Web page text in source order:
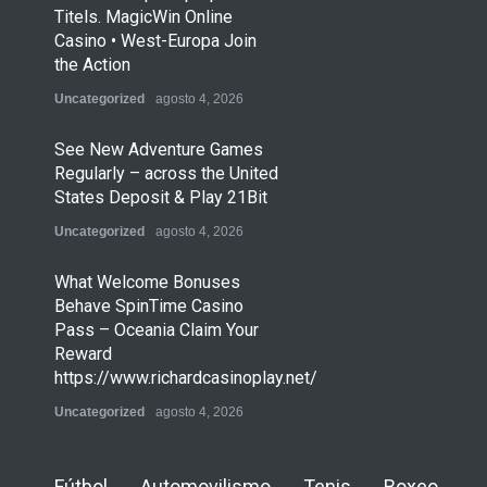
Titels. MagicWin Online
Casino • West-Europa Join
the Action
Uncategorized agosto 4, 2026
See New Adventure Games
Regularly – across the United
States Deposit & Play 21Bit
Uncategorized agosto 4, 2026
What Welcome Bonuses
Behave SpinTime Casino
Pass – Oceania Claim Your
Reward
https://www.richardcasinoplay.net/
Uncategorized agosto 4, 2026